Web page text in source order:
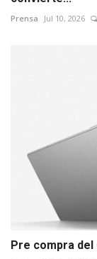
Prensa Jul 10, 2026
Pre compra del